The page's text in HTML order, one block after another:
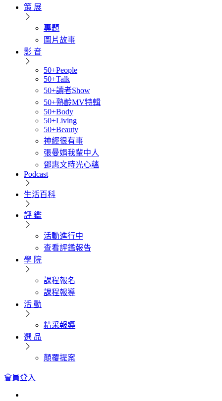
策 展
專題
圖片故事
影 音
50+People
50+Talk
50+讀者Show
50+熟齡MV特輯
50+Body
50+Living
50+Beauty
神經很有事
張曼娟我輩中人
鄧惠文時光心蘊
Podcast
生活百科
評 鑑
活動進行中
查看評鑑報告
學 院
課程報名
課程報導
活 動
精采報導
選 品
顛覆提案
會員登入